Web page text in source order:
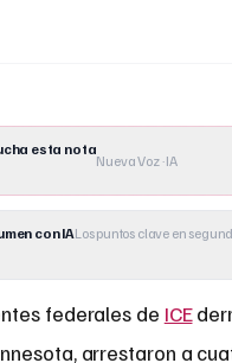
esta nota
Nueva Voz · IA
con IALos puntos clave en
federales de ICE
arrestaron a